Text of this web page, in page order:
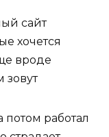
сайт
хочется
вроде
зовут
потом работал